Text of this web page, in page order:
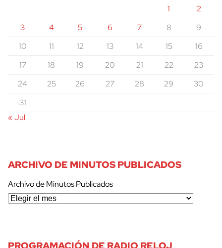
1
2
3
4 5 6 7 8
9
10
11 12 13 14 15
16
17
18 19 20 21 22
23
24
25 26 27 28 29
30
31
« Jul
ARCHIVO DE MINUTOS PUBLICADOS
Archivo de Minutos Publicados
PROGRAMACIÓN DE RADIO RELOJ